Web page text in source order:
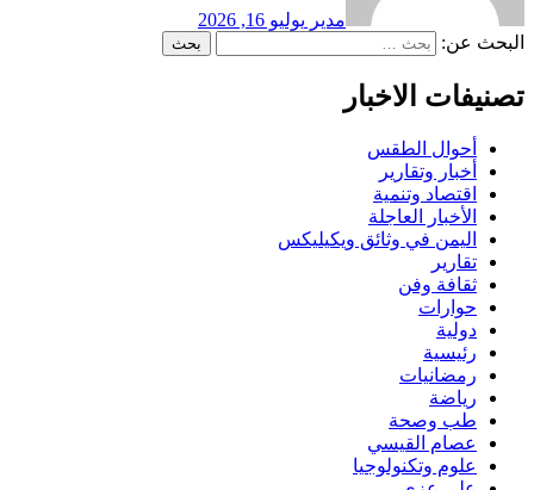
مدير يوليو 16, 2026
البحث عن:
تصنيفات الاخبار
أحوال الطقس
أخبار وتقارير
اقتصاد وتنمية
الأخبار العاجلة
اليمن في وثائق ويكيليكس
تقارير
ثقافة وفن
حوارات
دولية
رئيسية
رمضانيات
رياضة
طب وصحة
عصام القيسي
علوم وتكنولوجيا